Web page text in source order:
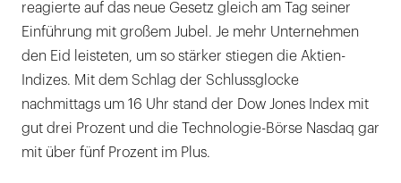
reagierte auf das neue Gesetz gleich am Tag seiner
Einführung mit großem Jubel. Je mehr Unternehmen
den Eid leisteten, um so stärker stiegen die Aktien-
Indizes. Mit dem Schlag der Schlussglocke
nachmittags um 16 Uhr stand der Dow Jones Index mit
gut drei Prozent und die Technologie-Börse Nasdaq gar
mit über fünf Prozent im Plus.